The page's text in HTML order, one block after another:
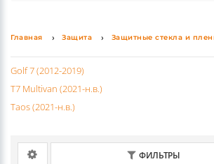
выхлопные трубы.
Главная Защита Защитные стекла и
Golf 7 (2012-2019)
T7 Multivan (2021-н.в.)
Taos (2021-н.в.)
ФИЛЬТРЫ